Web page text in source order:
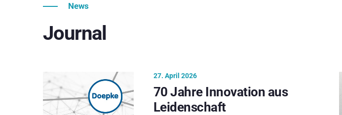
News
Journal
27. April 2026
70 Jahre Innovation aus
Leidenschaft